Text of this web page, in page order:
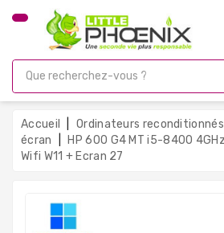
CATÉGORIE
Gamer
Unités
Centrales
Reconditionnées
Accueil Ordinateurs reconditionnés
écran
HP 600 G4 MT i5-8400
Wifi W11 + Ecran 27